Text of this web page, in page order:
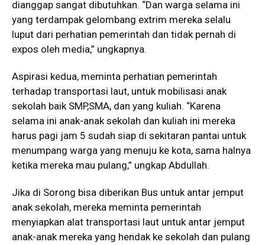
dianggap sangat dibutuhkan. “Dan warga selama ini
yang terdampak gelombang extrim mereka selalu
luput dari perhatian pemerintah dan tidak pernah di
expos oleh media,” ungkapnya.
Aspirasi kedua, meminta perhatian pemerintah
terhadap transportasi laut, untuk mobilisasi anak
sekolah baik SMP,SMA, dan yang kuliah. “Karena
selama ini anak-anak sekolah dan kuliah ini mereka
harus pagi jam 5 sudah siap di sekitaran pantai untuk
menumpang warga yang menuju ke kota, sama halnya
ketika mereka mau pulang,” ungkap Abdullah.
Jika di Sorong bisa diberikan Bus untuk antar jemput
anak sekolah, mereka meminta pemerintah
menyiapkan alat transportasi laut untuk antar jemput
anak-anak mereka yang hendak ke sekolah dan pulang